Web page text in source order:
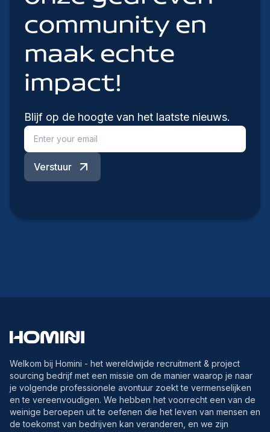
community en
maak echte
impact!
Blijf op de hoogte van het laatste nieuws.
Verstuur
Welkom bij Homini - het wereldwijde recruitment & project
sourcing bedrijf met een missie om de manier waarop je naar
je volgende professionele avontuur zoekt te vermenselijken
en te vereenvoudigen. We hebben het voorrecht een van de
weinige beroepen uit te oefenen die het leven van mensen en
de toekomst van bedrijven kan veranderen, en we zijn